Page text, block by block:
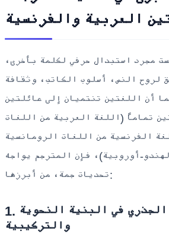
العربية والفرنسية
مجرد استبدال حرفي لكلمة بأخرى،
لروح النص، أسلوب الكاتب، وثقافة
أن اللغتين تنتميان إلى عائلتين
تماماً (اللغة العربية من اللغات
الفرنسية من اللغات الرومانسية
أوروبية)، فإن المترجم يواجه
تحديات جمة، من أبرزها:
1. الاختلاف الجذري في البنية النحوية
والتركيبية